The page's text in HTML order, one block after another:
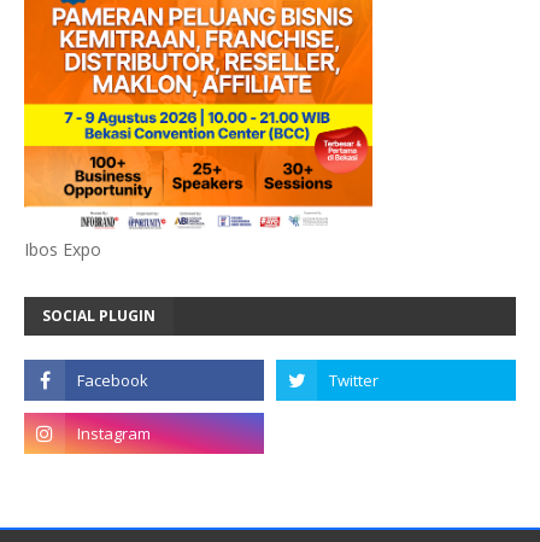
Ibos Expo
SOCIAL PLUGIN